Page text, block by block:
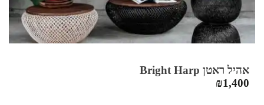
אהיל ראטן Bright Harp
₪1,400